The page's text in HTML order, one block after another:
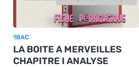
1BAC
LA BOITE A MERVEILLES
CHAPITRE I ANALYSE